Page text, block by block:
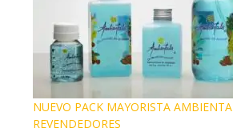
NUEVO PACK MAYORISTA
REVENDEDORES